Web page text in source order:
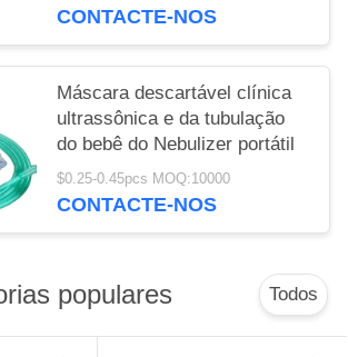
CONTACTE-NOS
Máscara descartável clínica
ultrassônica e da tubulação
do bebê do Nebulizer portátil
$0.25-0.45pcs MOQ:10000
CONTACTE-NOS
populares Todos